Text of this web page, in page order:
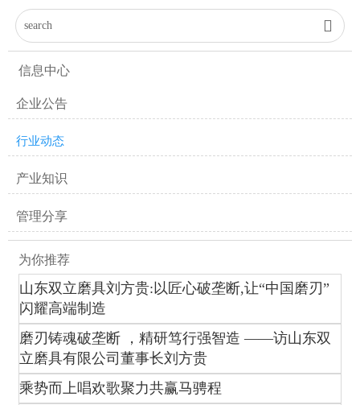

信息中心
企业公告
行业动态
产业知识
管理分享
为你推荐
山东双立磨具刘方贵:以匠心破垄断,让“中国磨刃”
闪耀高端制造
磨刃铸魂破垄断 ，精研笃行强智造 ——访山东双
立磨具有限公司董事长刘方贵
乘势而上唱欢歌聚力共赢马骋程